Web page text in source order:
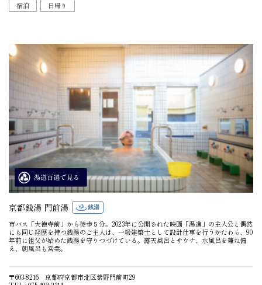
宿泊
日帰り
京都銭湯 門前湯 銭湯
市バス「大徳寺前」から徒歩５分。2023年に公開された映画「湯道」の主人公と偶然
にも同じ経歴を持つ銭湯のご主人は、一級建築士として設計仕事を行うかたわら、90
年前に祖父が始めた銭湯を守りつづけている。露天風呂とサウナ、水風呂を兼ね備
え、朝風呂も営業。
〒603-8216 京都府京都市北区紫野門前町29